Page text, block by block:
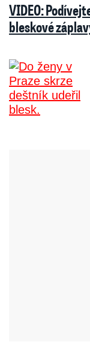
VIDEO:
bleskové